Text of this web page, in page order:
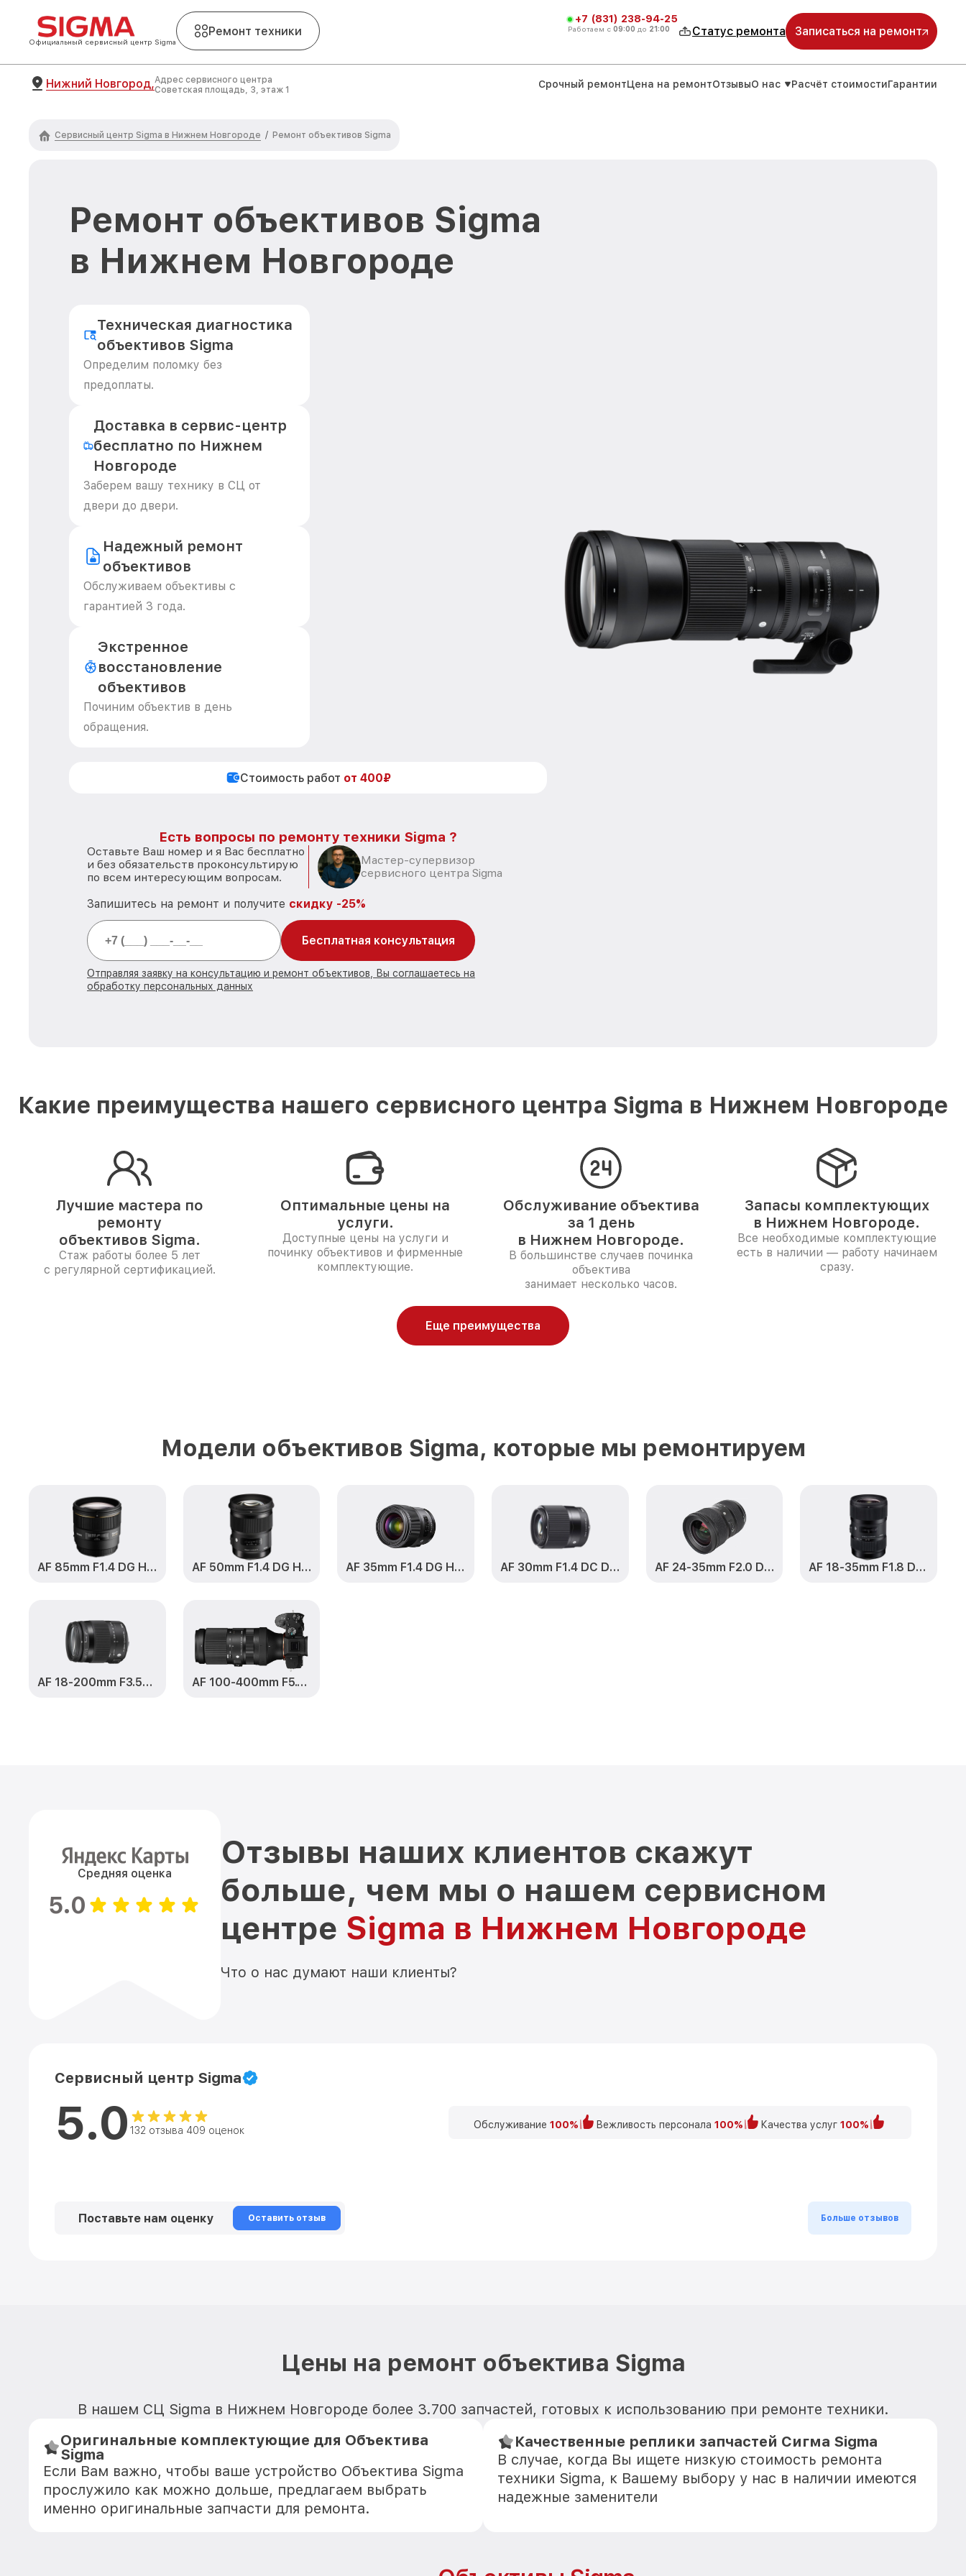
Официальный сервисный центр Sigma
Ремонт техники
+7 (831) 238-94-25
Работаем с 09:00 до 21:00 Статус ремонта Записаться на ремонт
Нижний Новгород,Адрес сервисного центра
Советская площадь, 3, этаж 1
Срочный ремонтЦена на ремонтОтзывыО нас Расчёт стоимостиГарантии
Сервисный центр Sigma в Нижнем Новгороде / Ремонт объективов Sigma
Ремонт объективов Sigma
в Нижнем Новгороде
Техническая диагностика
объективов Sigma
Определим поломку без
предоплаты.
Доставка в сервис-центр
бесплатно по Нижнем
Новгороде
Заберем вашу технику в СЦ от
двери до двери.
Надежный ремонт
объективов
Обслуживаем объективы с
гарантией 3 года.
Экстренное
восстановление
объективов
Починим объектив в день
обращения.
Стоимость работ от 400₽
Есть вопросы по ремонту техники Sigma ?
Оставьте Ваш номер и я Вас бесплатно
и без обязательств проконсультирую
по всем интересующим вопросам.
Мастер-супервизор
сервисного центра Sigma
Запишитесь на ремонт и получите скидку -25%
Бесплатная консультация
Отправляя заявку на консультацию и ремонт объективов, Вы соглашаетесь на
обработку персональных данных
Какие преимущества нашего сервисного центра Sigma в Нижнем Новгороде
Лучшие мастера по
ремонту
объективов Sigma.
Стаж работы более 5 лет
с регулярной сертификацией.
Оптимальные цены на
услуги.
Доступные цены на услуги и
починку объективов и фирменные
комплектующие.
Обслуживание объектива
за 1 день
в Нижнем Новгороде.
В большинстве случаев починка
объектива
занимает несколько часов.
Запасы комплектующих
в Нижнем Новгороде.
Все необходимые комплектующие
есть в наличии — работу начинаем
сразу.
Еще преимущества
Модели объективов Sigma, которые мы ремонтируем
AF 85mm F1.4 DG HSM Art AF 50mm F1.4 DG HSM Art AF 35mm F1.4 DG HSM Art AF 30mm F1.4 DC DN Contemporary AF 24-35mm F2.0 DG HSM Art AF 18-35mm F1.8 DC HSM
AF 18-200mm F3.5-6.3 DC Macro OS HSM Contemporary AF 100-400mm F5.0-6.3 DG OS HSM Contemporary
Средняя оценка
5.0
Отзывы наших клиентов скажут
больше, чем мы о нашем сервисном
центре Sigma в Нижнем Новгороде
Что о нас думают наши клиенты?
Сервисный центр Sigma
5.0 132 отзыва 409 оценок Обслуживание 100% Вежливость персонала 100% Качества услуг 100%
Поставьте нам оценку Оставить отзыв Больше отзывов
Цены на ремонт объектива Sigma
В нашем СЦ Sigma в Нижнем Новгороде более 3.700 запчастей, готовых к использованию при ремонте техники.
Оригинальные комплектующие для Объектива
Sigma
Если Вам важно, чтобы ваше устройство Объектива Sigma
прослужило как можно дольше, предлагаем выбрать
именно оригинальные запчасти для ремонта.
Качественные реплики запчастей Сигма Sigma
В случае, когда Вы ищете низкую стоимость ремонта
техники Sigma, к Вашему выбору у нас в наличии имеются
надежные заменители